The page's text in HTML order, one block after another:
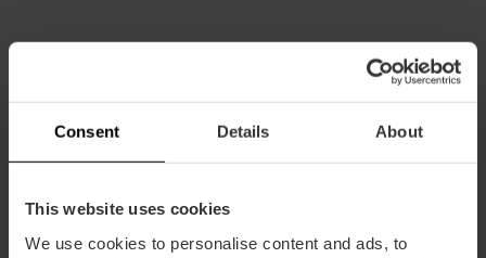
Consent Details About
This website uses cookies
We use cookies to personalise content and ads, to
Restaurante
160